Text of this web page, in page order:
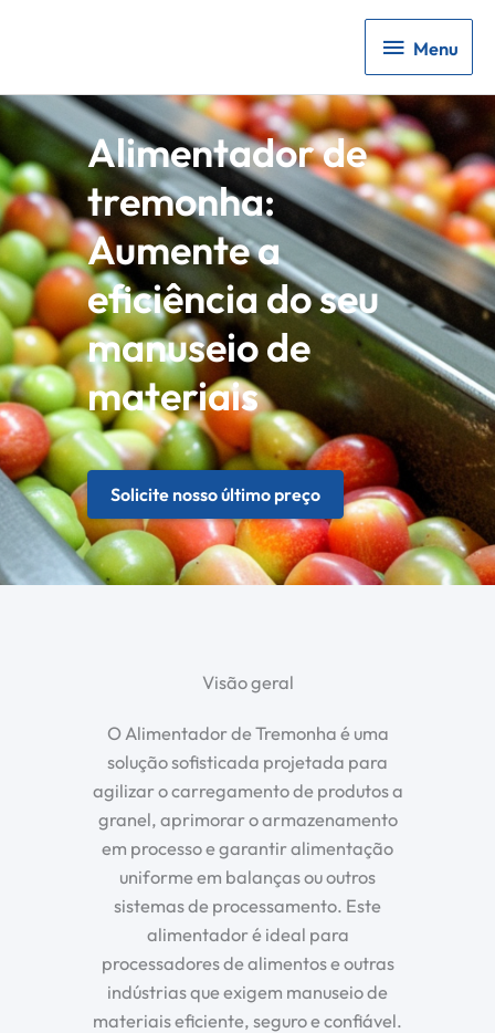
Menu
Menu
Alimentador de
tremonha:
Aumente a
eficiência do seu
manuseio de
materiais
Solicite nosso último preço
Visão geral
O Alimentador de Tremonha é uma
solução sofisticada projetada para
agilizar o carregamento de produtos a
granel, aprimorar o armazenamento
em processo e garantir alimentação
uniforme em balanças ou outros
sistemas de processamento. Este
alimentador é ideal para
processadores de alimentos e outras
indústrias que exigem manuseio de
materiais eficiente, seguro e confiável.